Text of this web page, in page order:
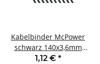
Kabelbinder McPower
schwarz 140x3,6mm
100er-Pack UV
1,12 € *